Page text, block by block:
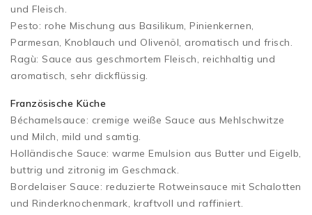
und Fleisch.
Pesto: rohe Mischung aus Basilikum, Pinienkernen,
Parmesan, Knoblauch und Olivenöl, aromatisch und frisch.
Ragù: Sauce aus geschmortem Fleisch, reichhaltig und
aromatisch, sehr dickflüssig.
Französische Küche
Béchamelsauce: cremige weiße Sauce aus Mehlschwitze
und Milch, mild und samtig.
Holländische Sauce: warme Emulsion aus Butter und Eigelb,
buttrig und zitronig im Geschmack.
Bordelaiser Sauce: reduzierte Rotweinsauce mit Schalotten
und Rinderknochenmark, kraftvoll und raffiniert.